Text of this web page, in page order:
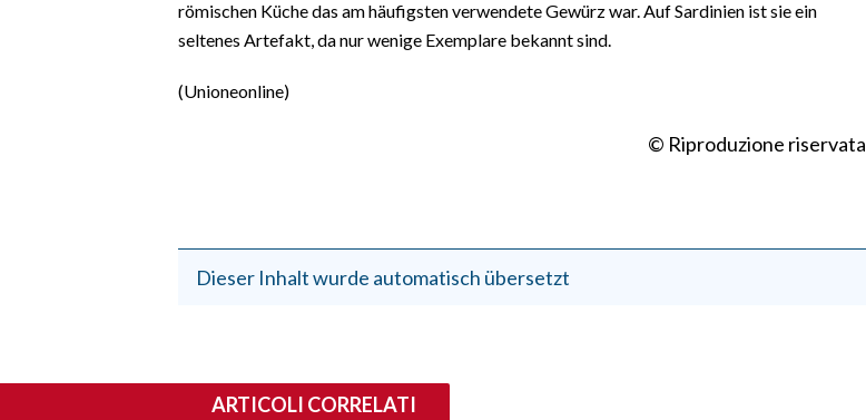
römischen Küche das am häufigsten verwendete Gewürz war. Auf Sardinien ist sie ein
seltenes Artefakt, da nur wenige Exemplare bekannt sind.
(Unioneonline)
© Riproduzione riservata
Dieser Inhalt wurde automatisch übersetzt
ARTICOLI CORRELATI